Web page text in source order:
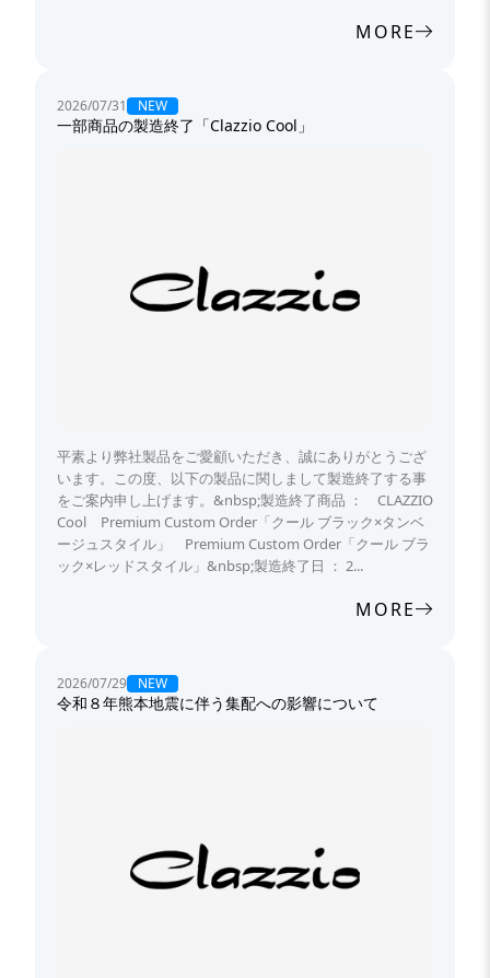
MORE
2026/07/31 NEW
一部商品の製造終了「Clazzio Cool」
平素より弊社製品をご愛顧いただき、誠にありがとうござ
います。この度、以下の製品に関しまして製造終了する事
をご案内申し上げます。&nbsp;製造終了商品 ： CLAZZIO
Cool Premium Custom Order「クール ブラック×タンベ
ージュスタイル」 Premium Custom Order「クール ブラ
ック×レッドスタイル」&nbsp;製造終了日 ： 2...
MORE
2026/07/29 NEW
令和８年熊本地震に伴う集配への影響について